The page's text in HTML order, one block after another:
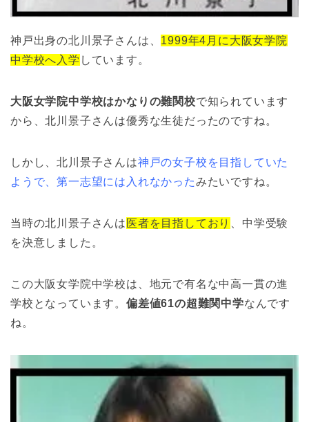
神戸出身の北川景子さんは、 1999年4月に大阪女学院
中学校へ入学 しています。
大阪女学院中学校はかなりの難関校で知られています
から、北川景子さんは優秀な生徒だったのですね。
しかし、北川景子さんは神戸の女子校を目指していた
ようで、第一志望には入れなかったみたいですね。
当時の北川景子さんは 医者を目指しており
、中学受験
を決意しました。
この大阪女学院中学校は、地元で有名な中高一貫の進
学校となっています。 偏差値61の超難関中学なんです
ね。